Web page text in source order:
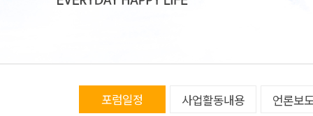
포럼일정 사업활동내용 언론보